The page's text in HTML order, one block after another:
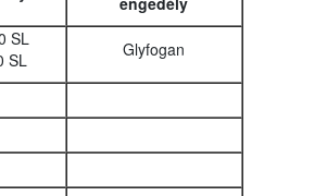
SL
SL
Glyfogan